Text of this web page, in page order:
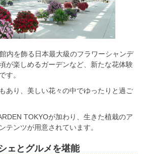
内を飾る日本最大級のフラワーシャンデ
が楽しめるガーデンなど、新たな花体験
す。
あり、美しい花々の中でゆったりと過ご
TOKYOが加わり、生きた植栽のア
テンツが用意されています。
ェとグルメを堪能